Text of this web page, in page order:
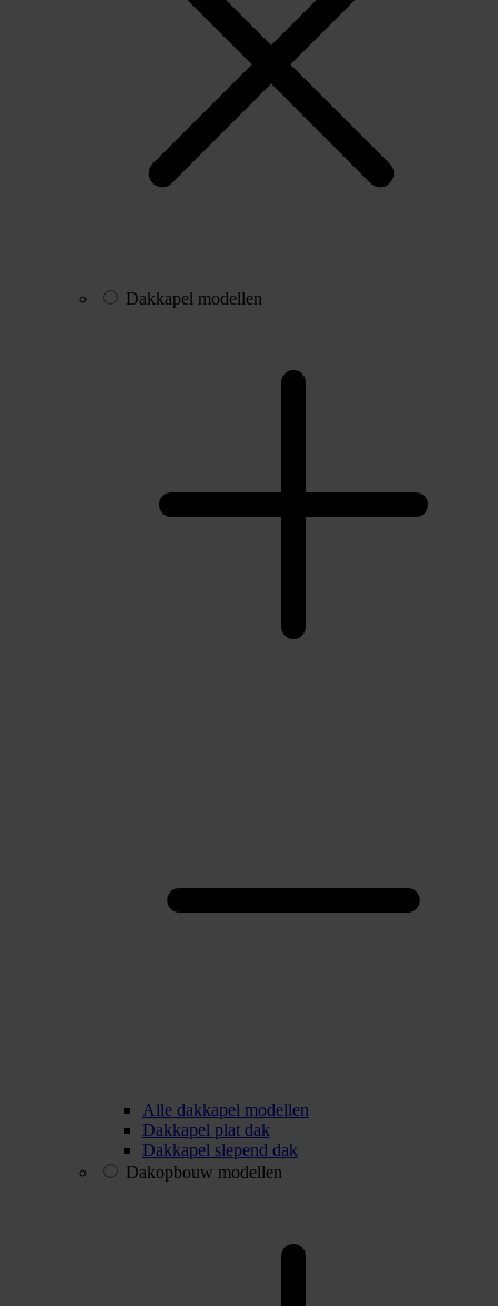
Dakkapel modellen
Alle dakkapel modellen
Dakkapel plat dak
Dakkapel slepend dak
Dakopbouw modellen